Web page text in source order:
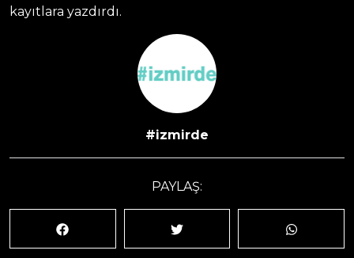
#izmirde
PAYLAŞ:
kayıtlara yazdırdı.